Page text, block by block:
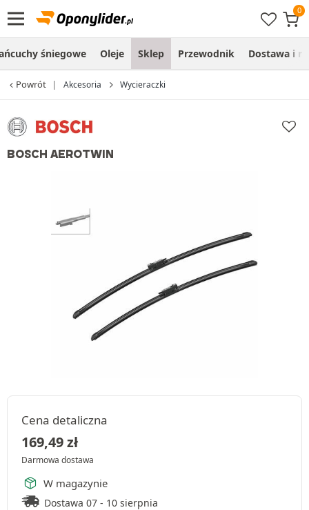
śniegowe Oleje Sklep Przewodnik Dostawa i
Powrót Akcesoria Wycieraczki
BOSCH AEROTWIN
Cena detaliczna
169,49zł
Darmowa dostawa
W magazynie
Dostawa 07 - 10 sierpnia